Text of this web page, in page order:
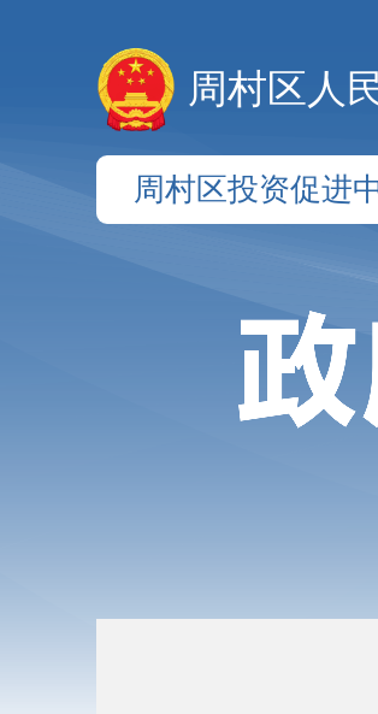
周村区人
周村区投资促进